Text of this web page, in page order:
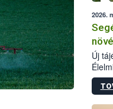
2026.
Új